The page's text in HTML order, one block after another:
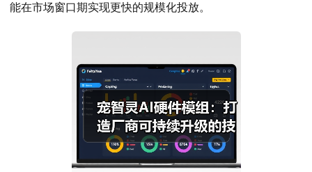
能在市场窗口期实现更快的规模化投放。